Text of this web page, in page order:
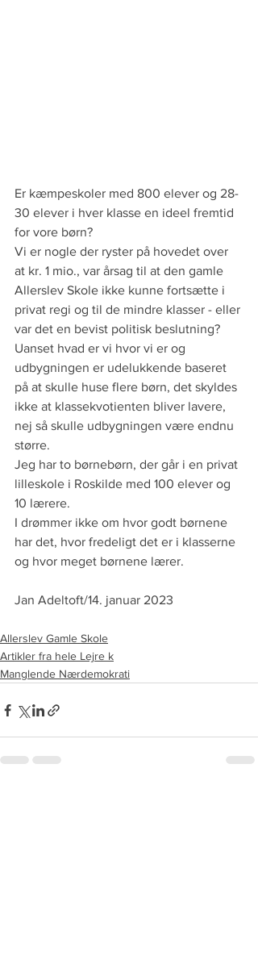
Er kæmpeskoler med 800 elever og 28-
30 elever i hver klasse en ideel fremtid
for vore børn?
Vi er nogle der ryster på hovedet over
at kr. 1 mio., var årsag til at den gamle
Allerslev Skole ikke kunne fortsætte i
privat regi og til de mindre klasser - eller
var det en bevist politisk beslutning?
Uanset hvad er vi hvor vi er og
udbygningen er udelukkende baseret
på at skulle huse flere børn, det skyldes
ikke at klassekvotienten bliver lavere,
nej så skulle udbygningen være endnu
større.
Jeg har to børnebørn, der går i en privat
lilleskole i Roskilde med 100 elever og
10 lærere.
I drømmer ikke om hvor godt børnene
har det, hvor fredeligt det er i klasserne
og hvor meget børnene lærer.
Jan Adeltoft/14. januar 2023
Allerslev Gamle Skole
Artikler fra hele Lejre k
Manglende Nærdemokrati